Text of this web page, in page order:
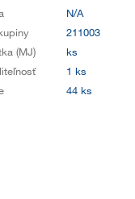
N/A
211003
(MJ)
ks
1 ks
44 ks